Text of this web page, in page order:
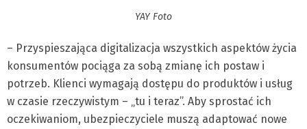
YAY Foto
– Przyspieszająca digitalizacja wszystkich aspektów życia
konsumentów pociąga za sobą zmianę ich postaw i
potrzeb. Klienci wymagają dostępu do produktów i usług
w czasie rzeczywistym – „tu i teraz”. Aby sprostać ich
oczekiwaniom, ubezpieczyciele muszą adaptować nowe